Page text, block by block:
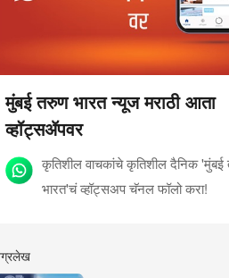
मुंबई तरुण भारत न्यूज मराठी आता
व्हॉट्सॲपवर
कृतिशील वाचकांचे कृतिशील दैनिक
भारत'चं व्हॉट्सअप चॅनल फॉलो करा!